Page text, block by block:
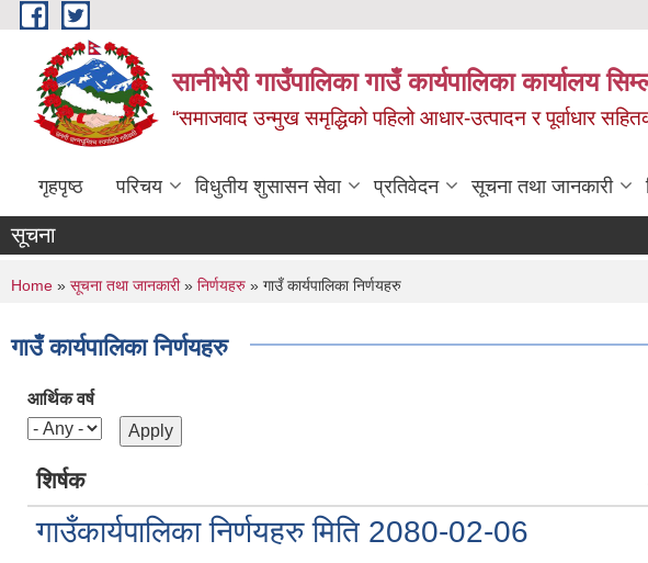
Skip to main content
सानीभेरी गाउँपालिका गाउँ कार्यपालिका कार्यालय
“समाजवाद उन्मुख समृद्धिको पहिलो आधार-उत्पादन र पूर्वाधार
गृहपृष्ठ परिचय विधुतीय शुसासन सेवा प्रतिवेदन सूचना तथा जानकारी
सूचना
You are here
Home » सूचना तथा जानकारी» निर्णयहरु » गाउँ कार्यपालिका निर्णयहरु
गाउँ कार्यपालिका निर्णयहरु
आर्थिक वर्ष
शिर्षक
गाउँकार्यपालिका निर्णयहरु मिति 2080-02-06